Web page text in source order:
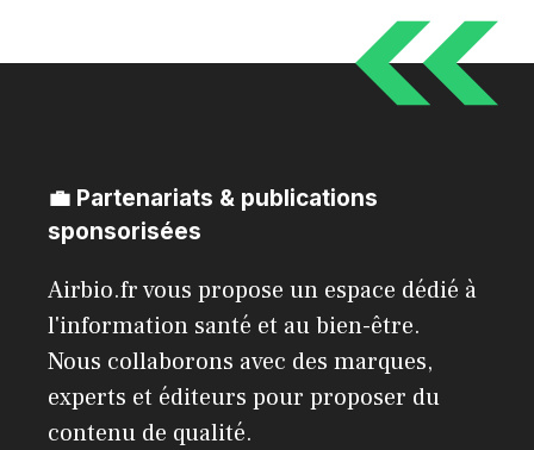
💼 Partenariats & publications
sponsorisées
Airbio.fr vous propose un espace dédié à
l'information santé et au bien-être.
Nous collaborons avec des marques,
experts et éditeurs pour proposer du
contenu de qualité.